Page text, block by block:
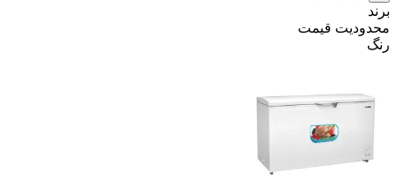
برند
محدودیت قیمت
رنگ